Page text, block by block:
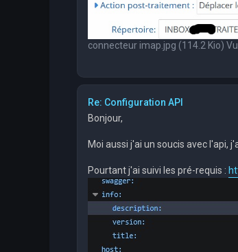
connecteur imap.jpg (114.2 Kio)
Re: Configuration API
Bonjour,
Moi aussi j'ai un soucis avec l'api,
Pourtant j'ai suivi les pré-requis :